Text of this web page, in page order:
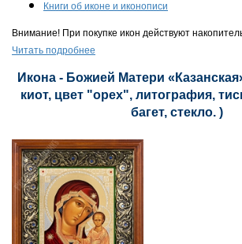
Книги об иконе и иконописи
Внимание! При покупке икон действуют
Читать подробнее
Икона - Божией Матери
киот, цвет "орех", литография,
багет, стекло. )